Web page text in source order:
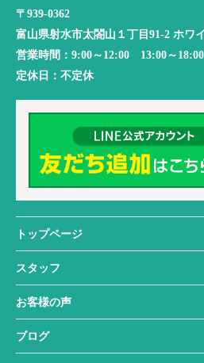
〒939-0362
富山県射水市太閤山１丁目91-2 ホワ
営業時間： 9:00～12:00 13:00～18:00
定休日： 不定休
トップページ
スタッフ
お客様の声
ブログ